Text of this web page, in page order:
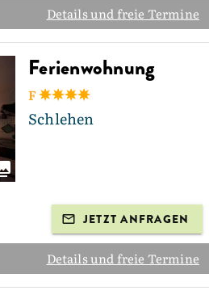
Details und freie Termine
Ferienwohnung
F
Schlehen
JETZT ANFRAGEN
Details und freie Termine